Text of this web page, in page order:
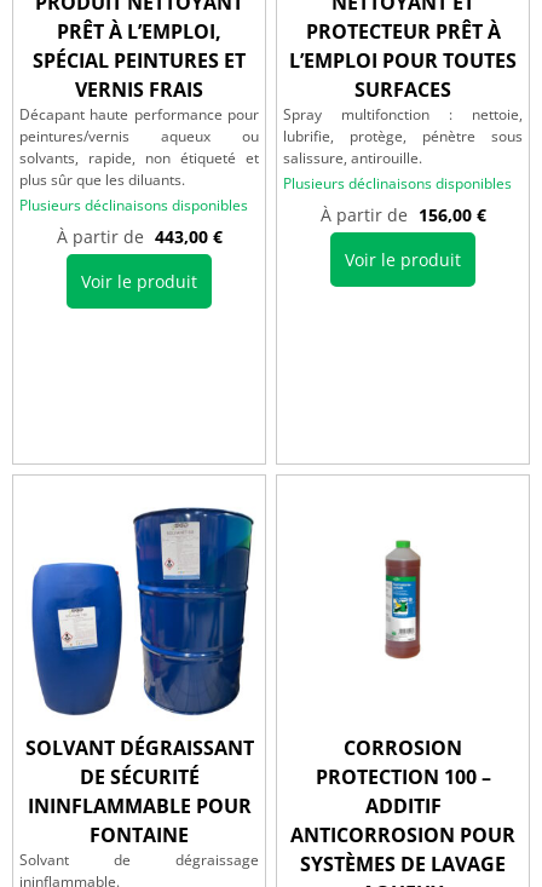
PRÊT À L’EMPLOI,
SPÉCIAL PEINTURES ET
VERNIS FRAIS
Décapant haute performance pour
peintures/vernis aqueux ou
solvants, rapide, non étiqueté et
plus sûr que les diluants.
Plusieurs déclinaisons disponibles
À partir de 443,00 €
Voir le produit
PROTECTEUR PRÊT À
L’EMPLOI POUR TOUTES
SURFACES
Spray multifonction : nettoie,
lubrifie, protège, pénètre sous
salissure, antirouille.
Plusieurs déclinaisons disponibles
À partir de 156,00 €
Voir le produit
SOLVANT DÉGRAISSANT
DE SÉCURITÉ
ININFLAMMABLE POUR
FONTAINE
Solvant de dégraissage
ininflammable.
CORROSION
PROTECTION 100 –
ADDITIF
ANTICORROSION POUR
SYSTÈMES DE LAVAGE